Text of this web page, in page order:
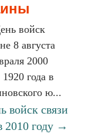
войск
8 августа
2000
года в
ю...
войск связи
2010 году →